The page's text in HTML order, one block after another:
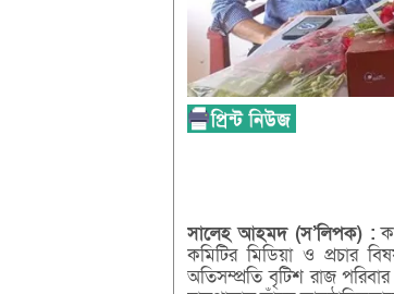
সালেহআহমদ (স’লিপক) :
কমিটির মিডিয়া ও প্রচার
অতিসম্প্রতি বৃটিশ রাজ